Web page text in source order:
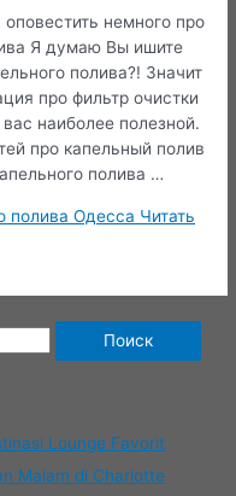
немного про
Я думаю Вы ишите
полива?! Значит
про фильтр очистки
наиболее полезной.
про капельный полив
полива …
полива Одесса Читать
Lounge Favorit
Malam di Charlotte